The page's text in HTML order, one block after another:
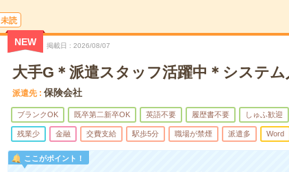
未読
NEW 掲載日 2026/08/07
大手G＊派遣スタッフ活躍中＊システ
派遣先 保険会社
ブランクOK 既卒第二新卒OK 英語不要 履歴書不要 しゅふ歓迎
残業少 金融 交費支給 駅歩5分 職場が禁煙 派遣多 Word
ここがポイント！